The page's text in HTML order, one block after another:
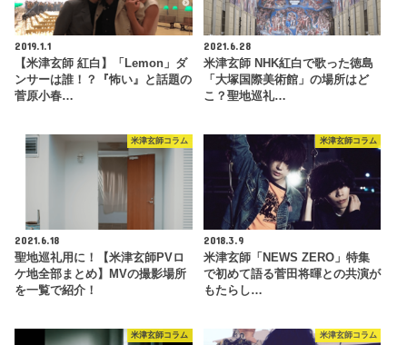
2019.1.1
【米津玄師 紅白】「Lemon」ダ
ンサーは誰！？『怖い』と話題の
菅原小春…
2021.6.28
米津玄師 NHK紅白で歌った徳島
「大塚国際美術館」の場所はど
こ？聖地巡礼…
米津玄師コラム
2021.6.18
聖地巡礼用に！【米津玄師PVロ
ケ地全部まとめ】MVの撮影場所
を一覧で紹介！
米津玄師コラム
2018.3.9
米津玄師「NEWS ZERO」特集
で初めて語る菅田将暉との共演が
もたらし…
米津玄師コラム 米津玄師コラム